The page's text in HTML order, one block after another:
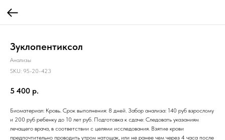
Зуклопентиксол
Анализы
SKU: 95-20-423
5 400 р.
Биоматериал: Кровь. Срок выполнения: 8 дней. Забор анализа: 140 руб взрослому
и 200 руб ребенку до 10 лет руб. Подготовка к сдаче: Следовать указаниям
лечащего врача, в соответствии с целями исследования. Взятие крови
предпочтительно проводить утром натощак, или не ранее чем через 4 часа после